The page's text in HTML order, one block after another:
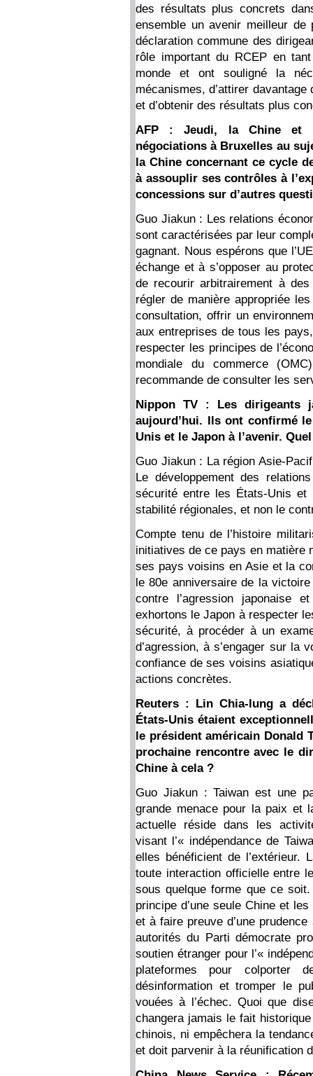
des résultats plus concrets
ensemble un avenir meilleur
déclaration commune des
rôle important du RCEP en
monde et ont souligné la
mécanismes, d’attirer
et d’obtenir des résultats plus
AFP : Jeudi, la Chine et
négociations à Bruxelles au
la Chine concernant ce cycle
à assouplir ses contrôles à
concessions sur d’autres
Guo Jiakun : Les relations
sont caractérisées par leur
gagnant. Nous espérons que
échange et à s’opposer au
de recourir arbitrairement à
régler de manière appropriée
consultation, offrir un
aux entreprises de tous les
respecter les principes de
mondiale du commerce
recommande de consulter les
Nippon TV : Les dirigeants
aujourd’hui. Ils ont confirmé
Unis et le Japon à l’avenir.
Guo Jiakun : La région Asie-
Le développement des
sécurité entre les États-Unis
stabilité régionales, et non le
Compte tenu de l’histoire
initiatives de ce pays en matière
ses pays voisins en Asie et la
le 80e anniversaire de la
contre l’agression japonaise
exhortons le Japon à respecter
sécurité, à procéder à un
d’agression, à s’engager sur la
confiance de ses voisins
actions concrètes.
Reuters : Lin Chia-lung a
États-Unis étaient
le président américain Donald
prochaine rencontre avec le
Chine à cela ?
Guo Jiakun : Taiwan est une
grande menace pour la paix et
actuelle réside dans les
visant l’« indépendance de
elles bénéficient de l’extérieur.
toute interaction officielle entre
sous quelque forme que ce
principe d’une seule Chine et
et à faire preuve d’une
autorités du Parti démocrate
soutien étranger pour l’«
plateformes pour colporter
désinformation et tromper le
vouées à l’échec. Quoi que
changera jamais le fait
chinois, ni empêchera la
et doit parvenir à la réunification